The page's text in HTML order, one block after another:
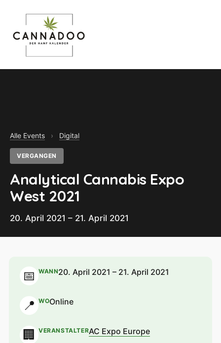
Alle Events › Digital
VERGANGEN
Analytical Cannabis Expo
West 2021
20. April 2021 – 21. April 2021
📅 WANN20. April 2021 – 21. April 2021
📍 WOOnline
🏢 VERANSTALTERAC Expo Europe